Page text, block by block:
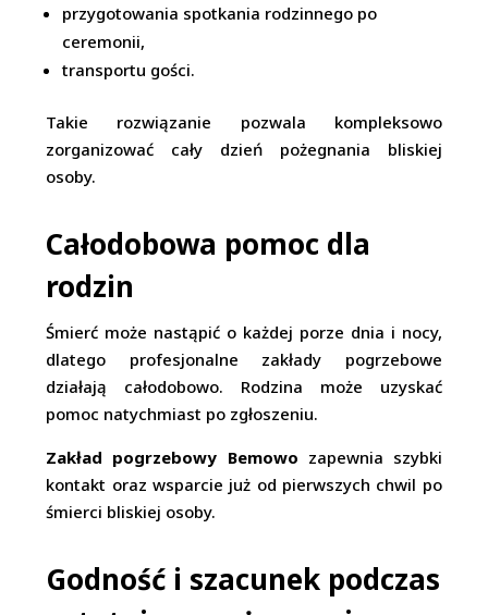
przygotowania spotkania rodzinnego po
ceremonii,
transportu gości.
Takie rozwiązanie pozwala kompleksowo
zorganizować cały dzień pożegnania bliskiej
osoby.
Całodobowa pomoc dla
rodzin
Śmierć może nastąpić o każdej porze dnia i nocy,
dlatego profesjonalne zakłady pogrzebowe
działają całodobowo. Rodzina może uzyskać
pomoc natychmiast po zgłoszeniu.
Zakład pogrzebowy Bemowo zapewnia szybki
kontakt oraz wsparcie już od pierwszych chwil po
śmierci bliskiej osoby.
Godność i szacunek podczas